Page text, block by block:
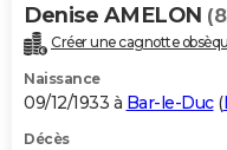
Denise AMELON
Créer une cagnotte
Naissance
09/12/1933 à Bar-le-Duc(
Décès